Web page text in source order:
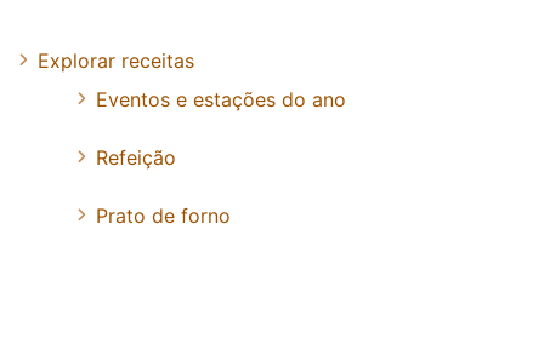
Explorar receitas
Eventos e estações do ano
Refeição
Prato de forno